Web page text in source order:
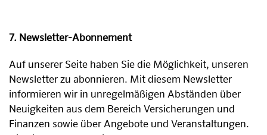
7. Newsletter-Abonnement
Auf unserer Seite haben Sie die Möglichkeit, unseren
Newsletter zu abonnieren. Mit diesem Newsletter
informieren wir in unregelmäßigen Abständen über
Neuigkeiten aus dem Bereich Versicherungen und
Finanzen sowie über Angebote und Veranstaltungen.